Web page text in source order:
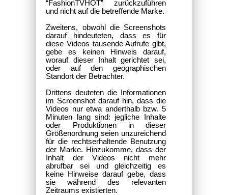
“FashionTVHOT” zurückzuführen
und nicht auf die betreffende Marke.
Zweitens, obwohl die Screenshots
darauf hindeuteten, dass es für
diese Videos tausende Aufrufe gibt,
gebe es keinen Hinweis darauf,
worauf dieser Inhalt gerichtet sei,
oder auf den geographischen
Standort der Betrachter.
Drittens deuteten die Informationen
im Screenshot darauf hin, dass die
Videos nur etwa anderthalb bzw. 5
Minuten lang sind: jegliche Inhalte
oder Produktionen in dieser
Größenordnung seien unzureichend
für die rechtserhaltende Benutzung
der Marke. Hinzukomme, dass der
Inhalt der Videos nicht mehr
abrufbar sei und gleichzeitig es
keine Hinweise darauf gebe, dass
sie während des relevanten
Zeitraums existierten.